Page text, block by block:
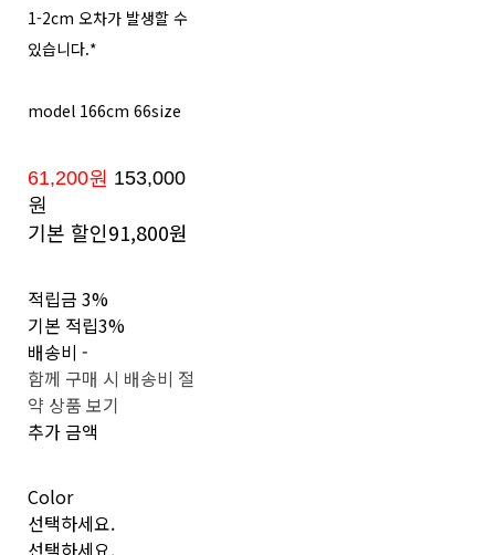
1-2cm 오차가 발생할 수
있습니다.*
model 166cm 66size
61,200원 153,000
원
기본 할인91,800원
적립금 3%
기본 적립3%
배송비-
함께 구매 시 배송비 절
약 상품 보기
추가 금액
Color
선택하세요.
선택하세요.